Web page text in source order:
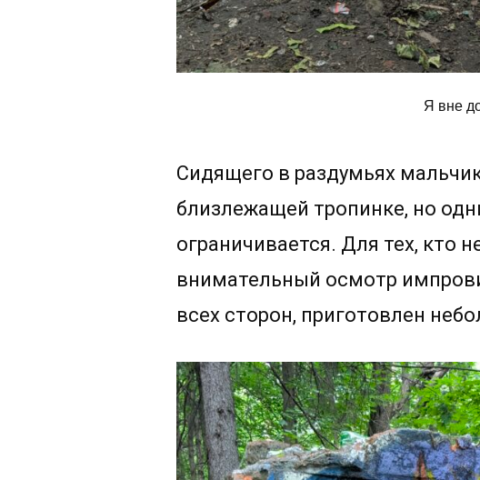
Я вне
Сидящего в раздумьях
близлежащей тропинке, но
ограничивается. Для тех, кто
внимательный осмотр
всех сторон, приготовлен